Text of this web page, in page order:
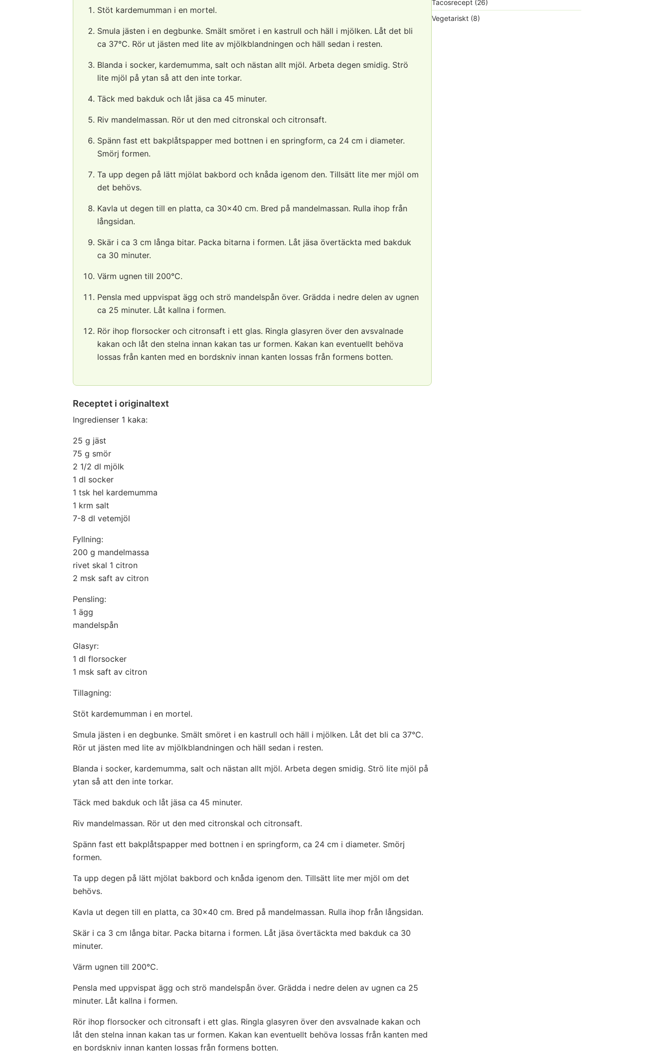
Stöt kardemumman i en mortel.
Smula jästen i en degbunke. Smält smöret i en kastrull och häll i mjölken. Låt det bli
ca 37°C. Rör ut jästen med lite av mjölkblandningen och häll sedan i resten.
Blanda i socker, kardemumma, salt och nästan allt mjöl. Arbeta degen smidig. Strö
lite mjöl på ytan så att den inte torkar.
Täck med bakduk och låt jäsa ca 45 minuter.
Riv mandelmassan. Rör ut den med citronskal och citronsaft.
Spänn fast ett bakplåtspapper med bottnen i en springform, ca 24 cm i diameter.
Smörj formen.
Ta upp degen på lätt mjölat bakbord och knåda igenom den. Tillsätt lite mer mjöl om
det behövs.
Kavla ut degen till en platta, ca 30×40 cm. Bred på mandelmassan. Rulla ihop från
långsidan.
Skär i ca 3 cm långa bitar. Packa bitarna i formen. Låt jäsa övertäckta med bakduk
ca 30 minuter.
Värm ugnen till 200°C.
Pensla med uppvispat ägg och strö mandelspån över. Grädda i nedre delen av ugnen
ca 25 minuter. Låt kallna i formen.
Rör ihop florsocker och citronsaft i ett glas. Ringla glasyren över den avsvalnade
kakan och låt den stelna innan kakan tas ur formen. Kakan kan eventuellt behöva
lossas från kanten med en bordskniv innan kanten lossas från formens botten.
Receptet i originaltext
Ingredienser 1 kaka:
25 g jäst
75 g smör
2 1/2 dl mjölk
1 dl socker
1 tsk hel kardemumma
1 krm salt
7-8 dl vetemjöl
Fyllning:
200 g mandelmassa
rivet skal 1 citron
2 msk saft av citron
Pensling:
1 ägg
mandelspån
Glasyr:
1 dl florsocker
1 msk saft av citron
Tillagning:
Stöt kardemumman i en mortel.
Smula jästen i en degbunke. Smält smöret i en kastrull och häll i mjölken. Låt det bli ca 37°C.
Rör ut jästen med lite av mjölkblandningen och häll sedan i resten.
Blanda i socker, kardemumma, salt och nästan allt mjöl. Arbeta degen smidig. Strö lite mjöl på
ytan så att den inte torkar.
Täck med bakduk och låt jäsa ca 45 minuter.
Riv mandelmassan. Rör ut den med citronskal och citronsaft.
Spänn fast ett bakplåtspapper med bottnen i en springform, ca 24 cm i diameter. Smörj
formen.
Ta upp degen på lätt mjölat bakbord och knåda igenom den. Tillsätt lite mer mjöl om det
behövs.
Kavla ut degen till en platta, ca 30×40 cm. Bred på mandelmassan. Rulla ihop från långsidan.
Skär i ca 3 cm långa bitar. Packa bitarna i formen. Låt jäsa övertäckta med bakduk ca 30
minuter.
Värm ugnen till 200°C.
Pensla med uppvispat ägg och strö mandelspån över. Grädda i nedre delen av ugnen ca 25
minuter. Låt kallna i formen.
Rör ihop florsocker och citronsaft i ett glas. Ringla glasyren över den avsvalnade kakan och
låt den stelna innan kakan tas ur formen. Kakan kan eventuellt behöva lossas från kanten med
en bordskniv innan kanten lossas från formens botten.
Tacosrecept (26)
Vegetariskt (8)